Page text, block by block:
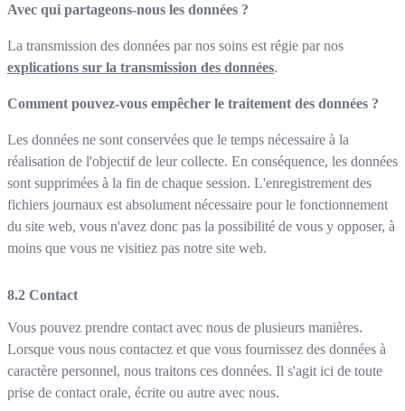
Avec qui partageons-nous les données ?
La transmission des données par nos soins est régie par nos
explications sur la transmission des données.
Comment pouvez-vous empêcher le traitement des données ?
Les données ne sont conservées que le temps nécessaire à la
réalisation de l'objectif de leur collecte. En conséquence, les données
sont supprimées à la fin de chaque session. L'enregistrement des
fichiers journaux est absolument nécessaire pour le fonctionnement
du site web, vous n'avez donc pas la possibilité de vous y opposer, à
moins que vous ne visitiez pas notre site web.
Contact
Vous pouvez prendre contact avec nous de plusieurs manières.
Lorsque vous nous contactez et que vous fournissez des données à
caractère personnel, nous traitons ces données. Il s'agit ici de toute
prise de contact orale, écrite ou autre avec nous.